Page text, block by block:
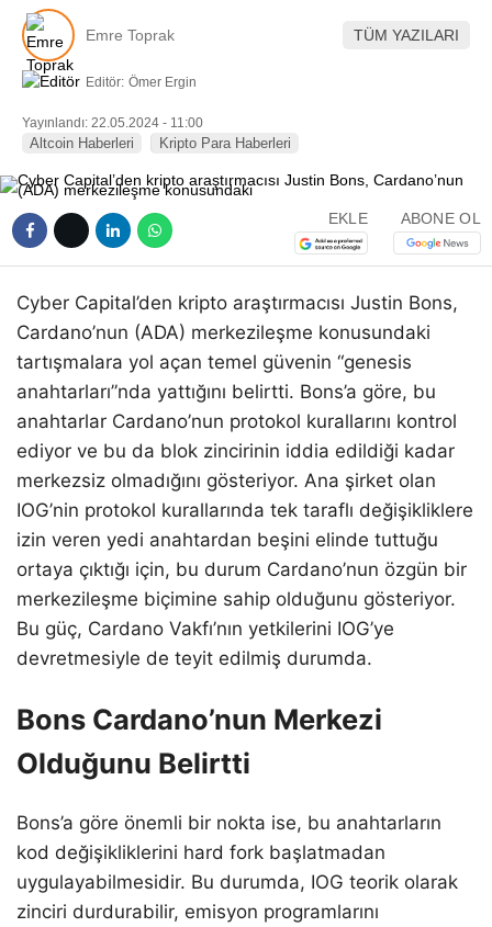
Emre Toprak TÜM YAZILARI
Editör: Ömer Ergin
Yayınlandı: 22.05.2024 - 11:00
Altcoin Haberleri Kripto Para Haberleri
EKLE ABONE OL
Cyber Capital’den kripto araştırmacısı Justin Bons,
Cardano’nun (ADA) merkezileşme konusundaki
tartışmalara yol açan temel güvenin “genesis
anahtarları”nda yattığını belirtti. Bons’a göre, bu
anahtarlar Cardano’nun protokol kurallarını kontrol
ediyor ve bu da blok zincirinin iddia edildiği kadar
merkezsiz olmadığını gösteriyor. Ana şirket olan
IOG’nin protokol kurallarında tek taraflı değişikliklere
izin veren yedi anahtardan beşini elinde tuttuğu
ortaya çıktığı için, bu durum Cardano’nun özgün bir
merkezileşme biçimine sahip olduğunu gösteriyor.
Bu güç, Cardano Vakfı’nın yetkilerini IOG’ye
devretmesiyle de teyit edilmiş durumda.
Bons Cardano’nun Merkezi
Olduğunu Belirtti
Bons’a göre önemli bir nokta ise, bu anahtarların
kod değişikliklerini hard fork başlatmadan
uygulayabilmesidir. Bu durumda, IOG teorik olarak
zinciri durdurabilir, emisyon programlarını